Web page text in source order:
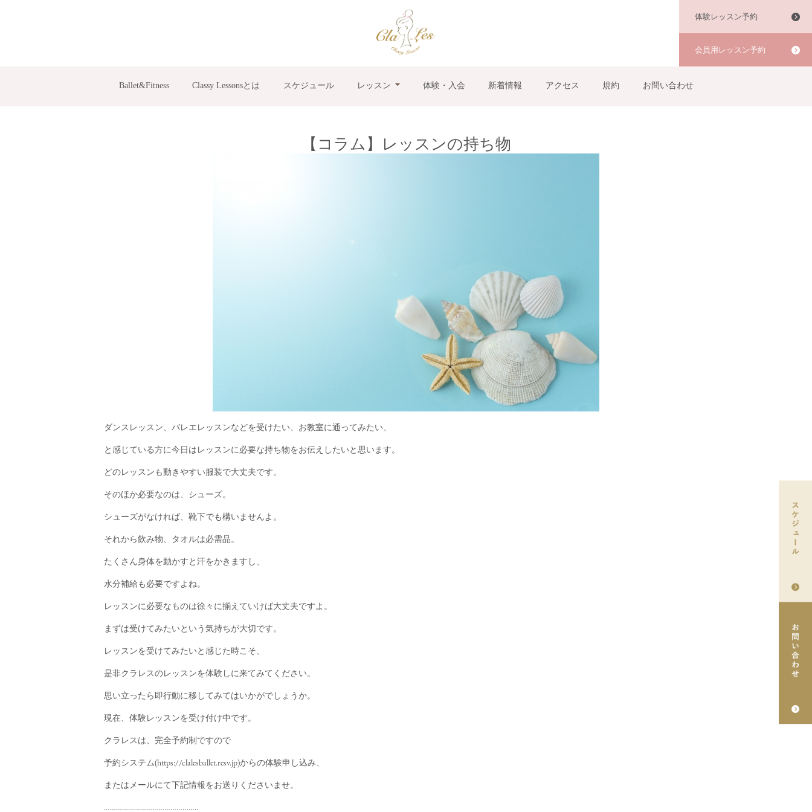
体験レッスン予約
会員用レッスン予約
Ballet&Fitness Classy Lessonsとは スケジュール レッスン 体験・入会 新着情報 アクセス 規約 お問い合わせ
【コラム】レッスンの持ち物
ダンスレッスン、バレエレッスンなどを受けたい、お教室に通ってみたい、
と感じている方に今日はレッスンに必要な持ち物をお伝えしたいと思います。
どのレッスンも動きやすい服装で大丈夫です。
そのほか必要なのは、シューズ。
シューズがなければ、靴下でも構いませんよ。
それから飲み物、タオルは必需品。
たくさん身体を動かすと汗をかきますし、
水分補給も必要ですよね。
レッスンに必要なものは徐々に揃えていけば大丈夫ですよ。
まずは受けてみたいという気持ちが大切です。
レッスンを受けてみたいと感じた時こそ、
是非クラレスのレッスンを体験しに来てみてください。
思い立ったら即行動に移してみてはいかがでしょうか。
現在、体験レッスンを受け付け中です。
クラレスは、完全予約制ですので
予約システム(https://clalesballet.resv.jp)からの体験申し込み、
またはメールにて下記情報をお送りくださいませ。
………………………………………..